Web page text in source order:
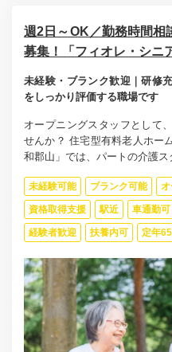
週2日～OK／勤務時間
募集！「フィオレ・シニ
未経験・ブランク歓迎｜研修
をしっかり評価する職場です
オープニングスタッフとして
せんか？ 住宅型有料老人ホー
和郡山」では、パートの介護ス
未経験可能 ブランク可能 オ
資格取得支援 駅近 車通勤可
経験者歓迎 扶養内可 定年